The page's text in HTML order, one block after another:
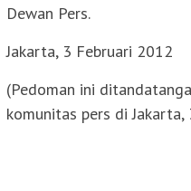
Dewan Pers.
Jakarta, 3 Februari 2012
(Pedoman ini
komunitas pers di